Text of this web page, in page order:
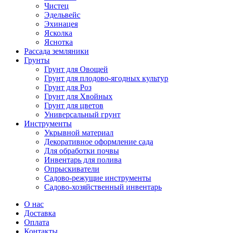
Чистец
Эдельвейс
Эхинацея
Ясколка
Яснотка
Рассада земляники
Грунты
Грунт для Овощей
Грунт для плодово-ягодных культур
Грунт для Роз
Грунт для Хвойных
Грунт для цветов
Универсальный грунт
Инструменты
Укрывной материал
Декоративное оформление сада
Для обработки почвы
Инвентарь для полива
Опрыскиватели
Садово-режущие инструменты
Садово-хозяйственный инвентарь
О нас
Доставка
Оплата
Контакты